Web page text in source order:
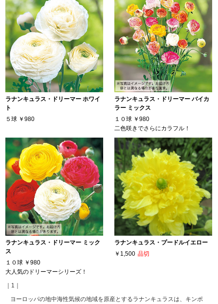
ラナンキュラス・ドリーマー ホワイ
ト
５球 ￥980
ラナンキュラス・ドリーマー バイカ
ラー ミックス
１０球 ￥980
二色咲きでさらにカラフル！
ラナンキュラス・ドリーマー ミック
ス
１０球 ￥980
大人気のドリーマーシリーズ！
ラナンキュラス・プードルイエロー
￥1,500 品切
｜1｜
ヨーロッパの地中海性気候の地域を原産とするラナンキュラスは、キンポ